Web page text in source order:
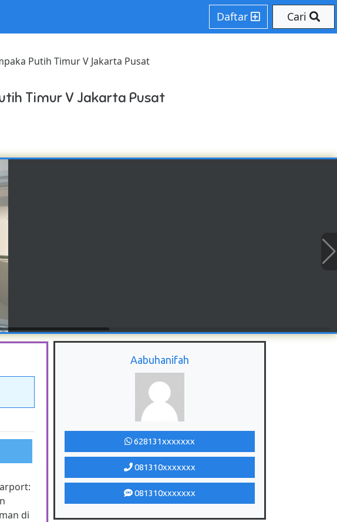
Daftar Cari
Putih Timur V Jakarta Pusat
Timur V Jakarta Pusat
di
Aabuhanifah
628131xxxxxxx
081310xxxxxxx
081310xxxxxxx